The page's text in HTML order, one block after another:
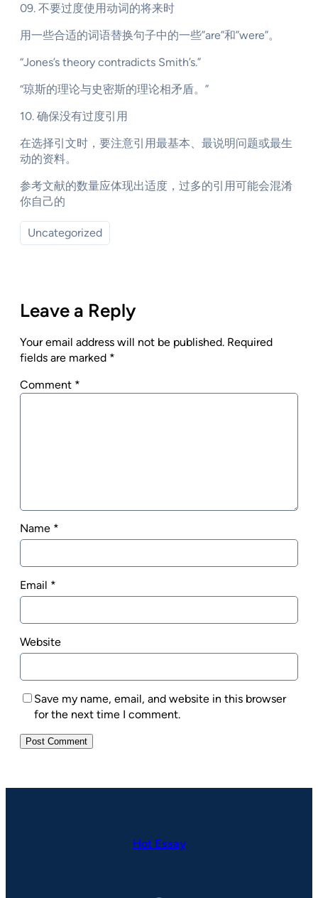
09. 不要过度使用动词的将来时
用一些合适的词语替换句子中的一些”are”和”were”。
“Jones’s theory contradicts Smith’s.”
“琼斯的理论与史密斯的理论相矛盾。”
10. 确保没有过度引用
在选择引文时，要注意引用最基本、最说明问题或最生
动的资料。
参考文献的数量应体现出适度，过多的引用可能会混淆
你自己的
Uncategorized
Leave a Reply
Your email address will not be published. Required
fields are marked *
Comment *
Name *
Email *
Website
Save my name, email, and website in this browser
for the next time I comment.
Hot Essay